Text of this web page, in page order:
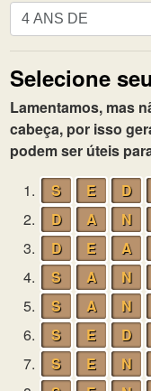
Pesquisa
por
letras.
Digite
todas
as
letras
do
quebra-
cabeça:
Selecione
Lamentamos, mas
cabeça, por isso
podem ser úteis
1.
S E D
2.
D A N
3.
D E A
4.
S A N
5.
S A N
6.
S E D
7.
S E N